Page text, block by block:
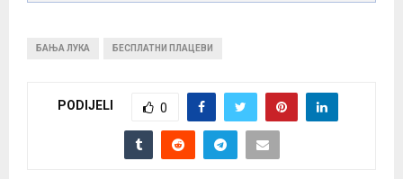
БАЊА ЛУКА БЕСПЛАТНИ ПЛАЦЕВИ
PODIJELI 0